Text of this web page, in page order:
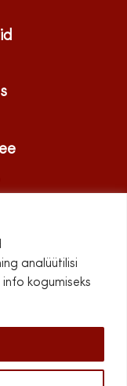
analüütilisi
kogumiseks